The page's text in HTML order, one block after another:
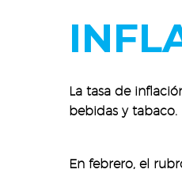
La tasa de
bebidas y tabaco.
En febrero, el